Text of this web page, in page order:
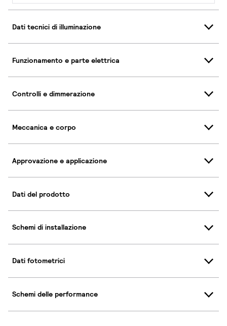
Dati tecnici di illuminazione
Funzionamento e parte elettrica
Controlli e dimmerazione
Meccanica e corpo
Approvazione e applicazione
Dati del prodotto
Schemi di installazione
Dati fotometrici
Schemi delle performance